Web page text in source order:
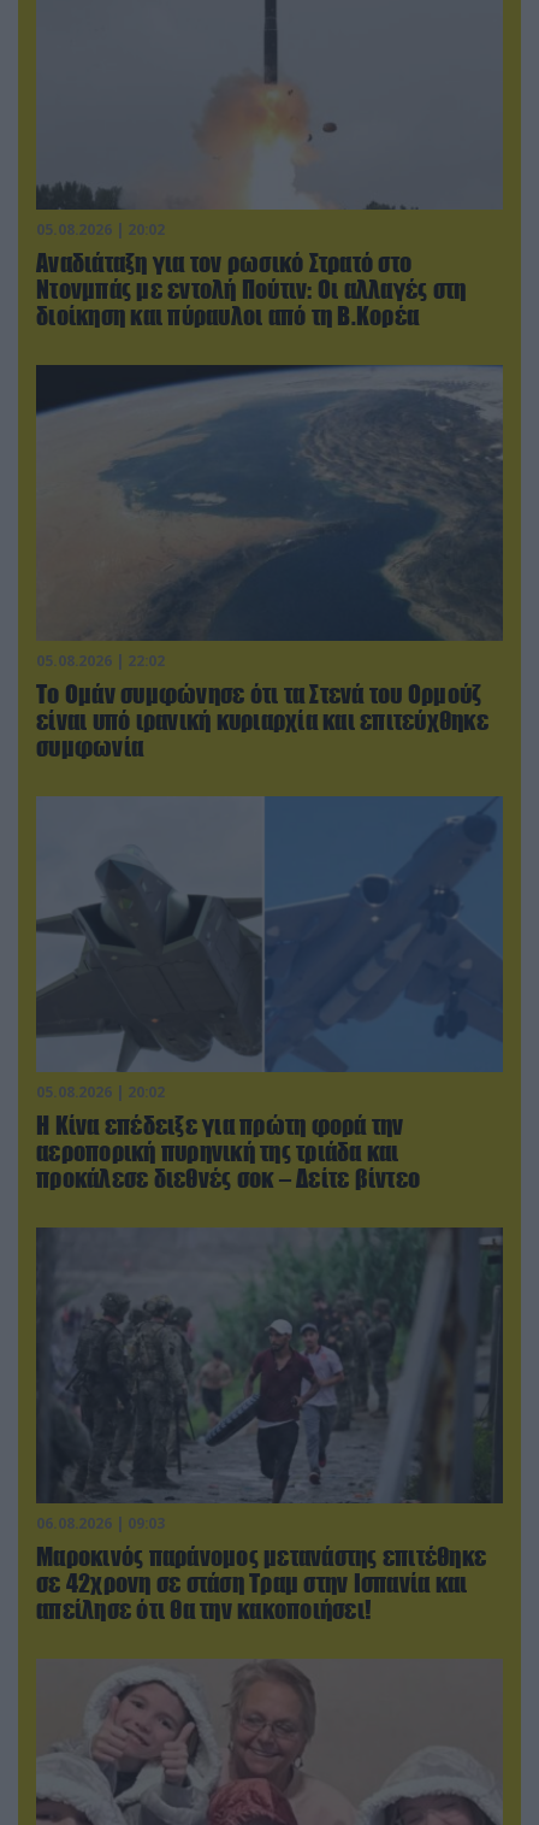
05.08.2026 | 20:02
Αναδιάταξη για τον ρωσικό Στρατό στο
Ντονμπάς με εντολή Πούτιν: Οι αλλαγές στη
διοίκηση και πύραυλοι από τη Β.Κορέα
05.08.2026 | 22:02
Το Ομάν συμφώνησε ότι τα Στενά του Ορμούζ
είναι υπό ιρανική κυριαρχία και επιτεύχθηκε
συμφωνία
05.08.2026 | 20:02
Η Κίνα επέδειξε για πρώτη φορά την
αεροπορική πυρηνική της τριάδα και
προκάλεσε διεθνές σοκ – Δείτε βίντεο
06.08.2026 | 09:03
Μαροκινός παράνομος μετανάστης επιτέθηκε
σε 42χρονη σε στάση Τραμ στην Ισπανία και
απείλησε ότι θα την κακοποιήσει!